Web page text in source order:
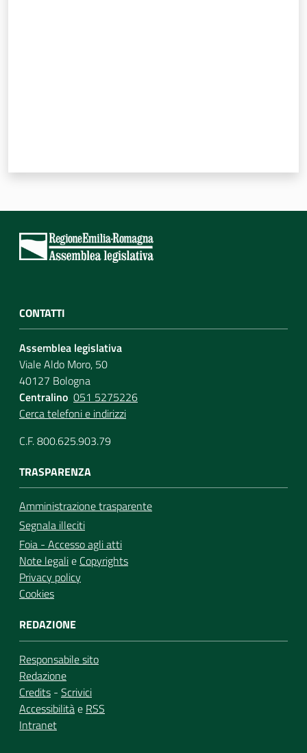
CONTATTI
Assemblea legislativa
Viale Aldo Moro, 50
40127 Bologna
Centralino 051 5275226
Cerca telefoni e indirizzi
C.F. 800.625.903.79
TRASPARENZA
Amministrazione trasparente
Segnala illeciti
Foia - Accesso agli atti
Note legalie Copyrights
Privacy policy
Cookies
REDAZIONE
Responsabile sito
Redazione
Credits - Scrivici
Accessibilitàe RSS
Intranet